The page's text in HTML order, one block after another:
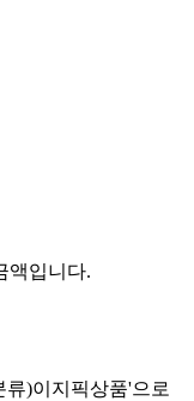
액입니다.
)이지픽상품'으로